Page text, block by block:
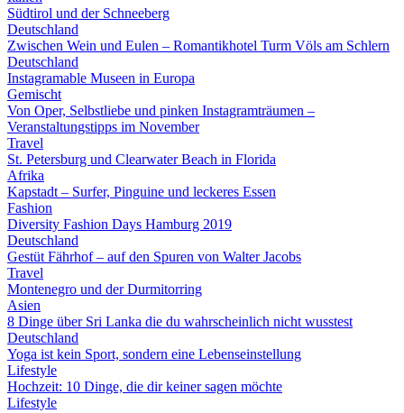
Südtirol und der Schneeberg
Deutschland
Zwischen Wein und Eulen – Romantikhotel Turm Völs am Schlern
Deutschland
Instagramable Museen in Europa
Gemischt
Von Oper, Selbstliebe und pinken Instagramträumen –
Veranstaltungstipps im November
Travel
St. Petersburg und Clearwater Beach in Florida
Afrika
Kapstadt – Surfer, Pinguine und leckeres Essen
Fashion
Diversity Fashion Days Hamburg 2019
Deutschland
Gestüt Fährhof – auf den Spuren von Walter Jacobs
Travel
Montenegro und der Durmitorring
Asien
8 Dinge über Sri Lanka die du wahrscheinlich nicht wusstest
Deutschland
Yoga ist kein Sport, sondern eine Lebenseinstellung
Lifestyle
Hochzeit: 10 Dinge, die dir keiner sagen möchte
Lifestyle